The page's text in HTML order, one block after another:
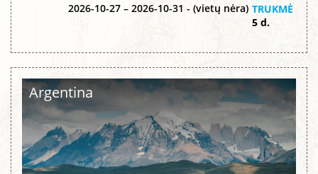
2026-10-27 – 2026-10-31 - (vietų nėra) TRUKMĖ
5 d.
Argentina